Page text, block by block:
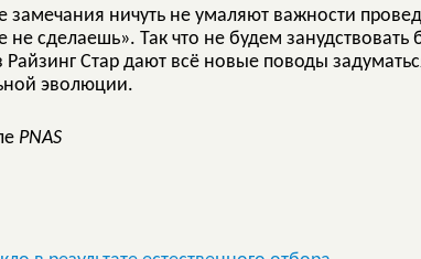
замечания ничуть не умаляют важности
сделаешь». Так что не будем занудствовать
Стар дают всё новые поводы
эволюции.
PNAS